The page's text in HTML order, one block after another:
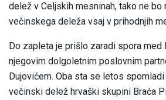
delež v Celjskih mesninah, tako ne
večinskega deleža vsaj v prihodnjih
Do zapleta je prišlo zaradi spora
njegovim dolgoletnim poslovnim
Dujovićem. Oba sta se letos
večinski delež hrvaški skupini Braća